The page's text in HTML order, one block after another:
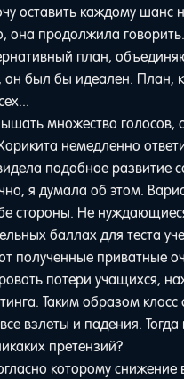
оставить каждому шанс
она продолжила
план,
он был бы идеален. План,
множество голосов,
немедленно
подобное развитие
я думала об этом.
стороны. Не
баллах для теста
полученные приватные
потери учащихся,
Таким образом
взлеты и падения. Тогда
претензий?
которому снижение